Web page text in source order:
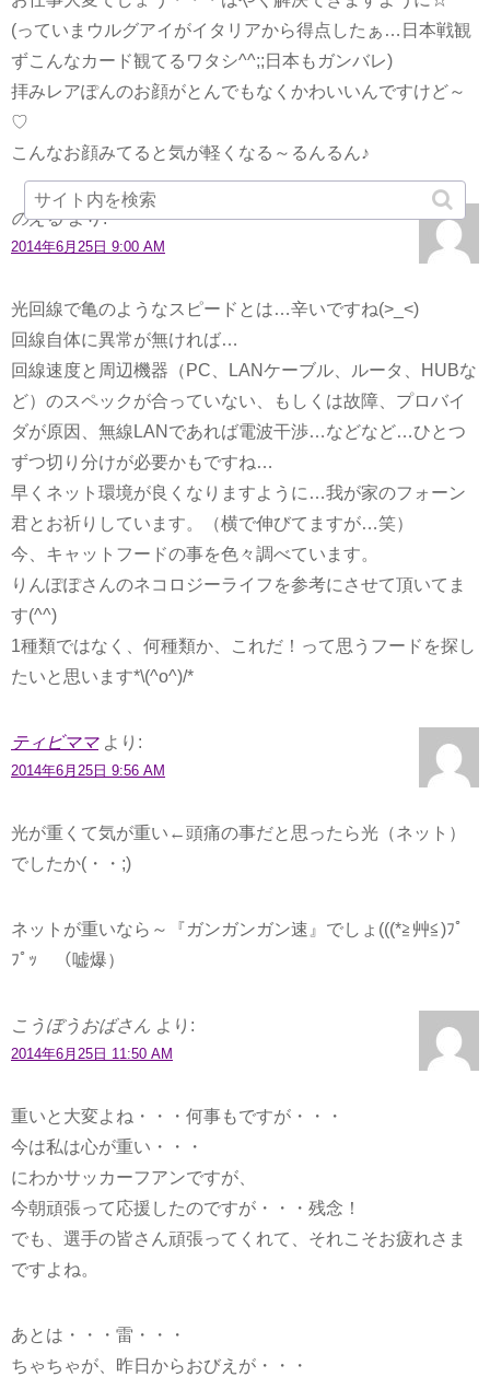
(っていまウルグアイがイタリアから得点したぁ…日本戦観
ずこんなカード観てるワタシ^^;;日本もガンバレ)
拝みレアぽんのお顔がとんでもなくかわいいんですけど～
♡
こんなお顔みてると気が軽くなる～るんるん♪
のえる より:
2014年6月25日 9:00 AM
光回線で亀のようなスピードとは…辛いですね(>_<)
回線自体に異常が無ければ…
回線速度と周辺機器（PC、LANケーブル、ルータ、HUBな
ど）のスペックが合っていない、もしくは故障、プロバイ
ダが原因、無線LANであれば電波干渉…などなど…ひとつ
ずつ切り分けが必要かもですね…
早くネット環境が良くなりますように…我が家のフォーン
君とお祈りしています。（横で伸びてますが…笑）
今、キャットフードの事を色々調べています。
りんぽぽさんのネコロジーライフを参考にさせて頂いてま
す(^^)
1種類ではなく、何種類か、これだ！って思うフードを探し
たいと思います*\(^o^)/*
ティビママ より:
2014年6月25日 9:56 AM
光が重くて気が重い←頭痛の事だと思ったら光（ネット）
でしたか(・・;)
ネットが重いなら～『ガンガンガン速』でしょ(((*≧艸≦)ﾌﾟ
ﾌﾟｯ （嘘爆）
こうぼうおばさん より:
2014年6月25日 11:50 AM
重いと大変よね・・・何事もですが・・・
今は私は心が重い・・・
にわかサッカーフアンですが、
今朝頑張って応援したのですが・・・残念！
でも、選手の皆さん頑張ってくれて、それこそお疲れさま
ですよね。
あとは・・・雷・・・
ちゃちゃが、昨日からおびえが・・・